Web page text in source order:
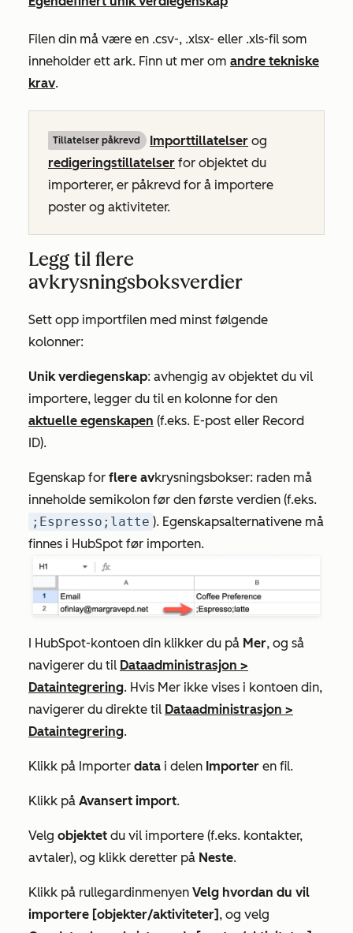
Filen din må være en .csv-, .xlsx- eller .xls-fil som
inneholder ett ark. Finn ut mer om andre tekniske
krav.
Tillatelser påkrevd Importtillatelser og
redigeringstillatelser for objektet du
importerer, er påkrevd for å importere
poster og aktiviteter.
Legg til flere
avkrysningsboksverdier
Sett opp importfilen med minst følgende
kolonner:
Unik verdiegenskap: avhengig av objektet du vil
importere, legger du til en kolonne for den
aktuelle egenskapen (f.eks. E-post eller Record
ID).
Egenskap for flere avkrysningsbokser: raden må
inneholde semikolon før den første verdien (f.eks.
;Espresso;latte ). Egenskapsalternativene må
finnes i HubSpot før importen.
I HubSpot-kontoen din klikker du på Mer, og så
navigerer du til Dataadministrasjon >
Dataintegrering. Hvis Mer ikke vises i kontoen din,
navigerer du direkte til Dataadministrasjon >
Dataintegrering.
Klikk på Importer data i delen Importer en fil.
Klikk på Avansert import.
Velg objektet du vil importere (f.eks. kontakter,
avtaler), og klikk deretter på Neste.
Klikk på rullegardinmenyen Velg hvordan du vil
importere [objekter/aktiviteter] , og velg